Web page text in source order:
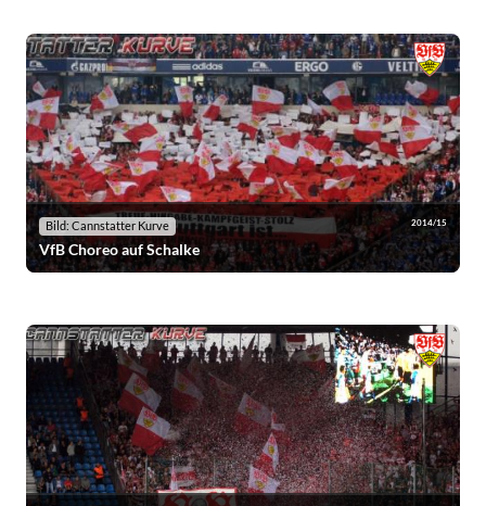
Bild: Cannstatter Kurve 2014/15
VfB Choreo auf Schalke